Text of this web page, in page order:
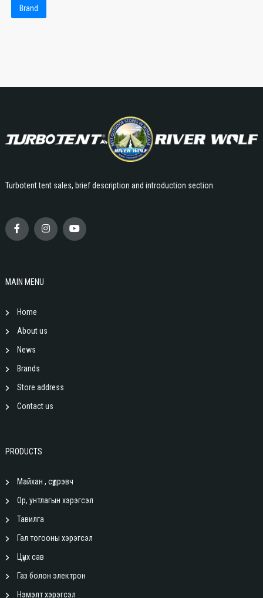
Brand
Turbotent tent sales, brief description and introduction section.
MAIN MENU
Home
About us
News
Brands
Store address
Contact us
PRODUCTS
Майхан , сүүдрэвч
Ор, унтлагын хэрэгсэл
Тавилга
Гал тогооны хэрэгсэл
Цүнх сав
Газ болон электрон
Нэмэлт хэрэгсэл